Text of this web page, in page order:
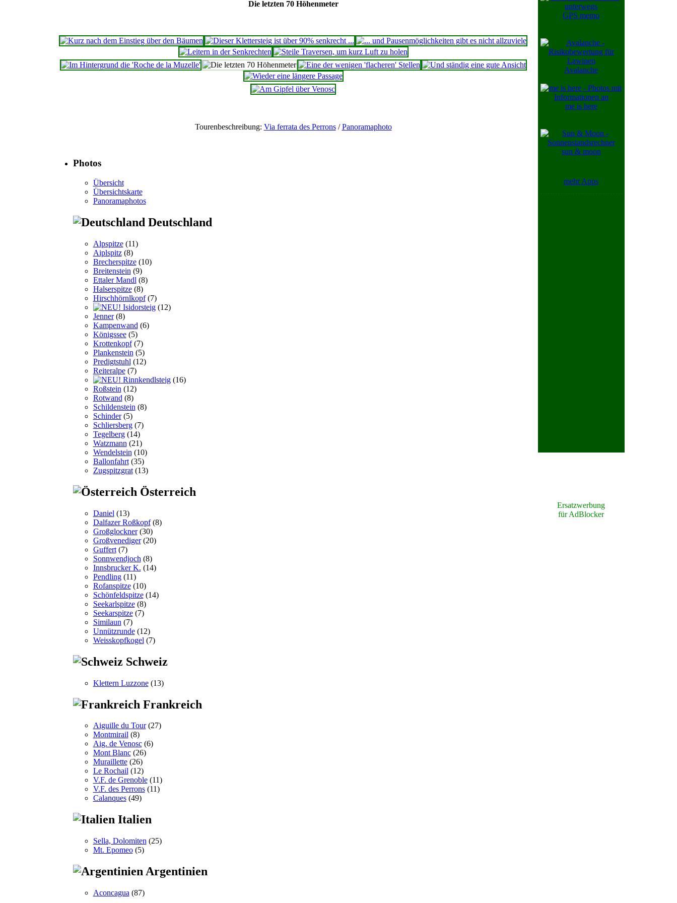
GPS memo
Avalanche
me is here
sun & moon
mehr Apps
Ersatzwerbung
für AdBlocker
Die letzten 70 Höhenmeter
Tourenbeschreibung: Via ferrata des Perrons/Panoramaphoto
Photos
Übersicht
Übersichtskarte
Panoramaphotos
Deutschland
Alpspitze(11)
Aiplspitz(8)
Brecherspitze(10)
Breitenstein (9)
Ettaler Mandl (8)
Halserspitze(8)
Hirschhörnlkopf(7)
Isidorsteig(12)
Jenner(8)
Kampenwand (6)
Königssee(5)
Krottenkopf(7)
Plankenstein (5)
Predigtstuhl (12)
Reiteralpe(7)
Rinnkendlsteig(16)
Roßstein (12)
Rotwand (8)
Schildenstein (8)
Schinder(5)
Schliersberg(7)
Tegelberg(14)
Watzmann (21)
Wendelstein (10)
Ballonfahrt(35)
Zugspitzgrat(13)
Österreich
Daniel (13)
Dalfazer Roßkopf(8)
Großglockner(30)
Großvenediger(20)
Guffert(7)
Sonnwendjoch (8)
Innsbrucker K. (14)
Pendling(11)
Rofanspitze(10)
Schönfeldspitze(14)
Seekarlspitze(8)
Seekarspitze(7)
Similaun (7)
Unnützrunde(12)
Weisskopfkogel (7)
Schweiz
Klettern Luzzone(13)
Frankreich
Aiguille du Tour(27)
Montmirail(8)
Aig. de Venosc(6)
Mont Blanc(26)
Muraillette(26)
Le Rochail(12)
V.F. de Grenoble(11)
V.F. des Perrons(11)
Calanques(49)
Italien
Sella, Dolomiten (25)
Mt. Epomeo(5)
Argentinien
Aconcagua (87)